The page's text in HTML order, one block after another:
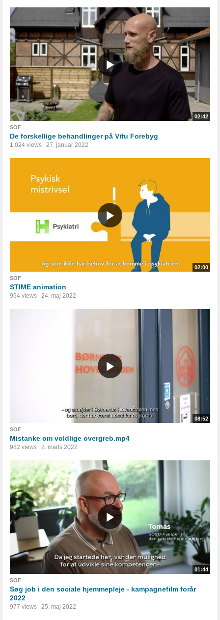
02:42
SOF
De forskellige behandlinger på Vifu Forebyg
1.024 views 27. januar 2022
02:00
SOF
STIME animation
994 views 24. maj 2022
08:52
SOF
Mistanke om voldlige overgreb.mp4
982 views 2. marts 2022
01:44
SOF
Søg job i den sociale hjemmepleje - kampagnefilm forår
2022
977 views 25. maj 2022